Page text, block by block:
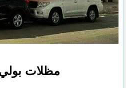
مظلات بولي